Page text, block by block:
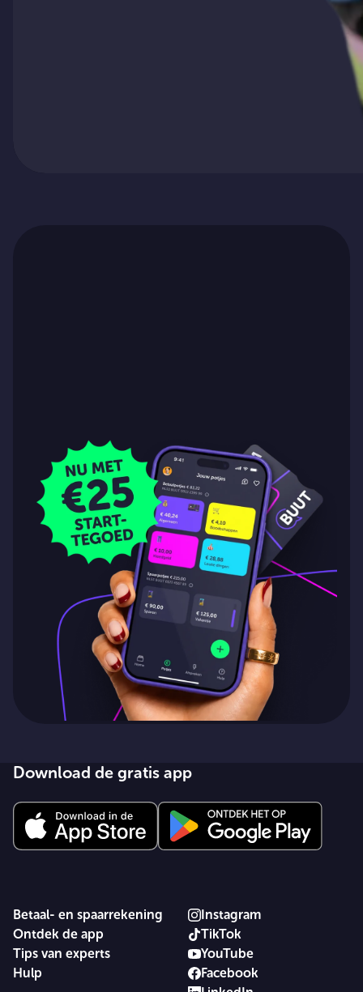
Download de gratis app
Betaal- en spaarrekening
Ontdek de app
Tips van experts
Hulp
Instagram
TikTok
YouTube
Facebook